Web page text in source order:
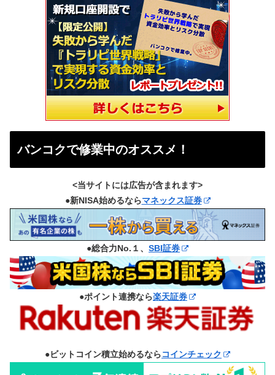
バンコクで修業中のオススメ！
<当サイトには広告が含まれます>
●新NISA始めるならマネックス証券
●総合力No.１、 SBI証券
●ポイント連携なら楽天証券
●ビットコイン積立始めるならコインチェック